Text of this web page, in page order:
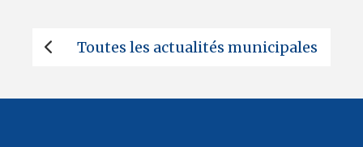
Toutes les actualités municipales